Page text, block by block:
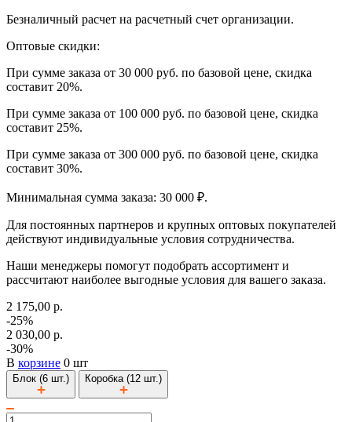
Безналичный расчет на расчетный счет организации.
Оптовые скидки:
При сумме заказа от 30 000 руб. по базовой цене, скидка
составит 20%.
При сумме заказа от 100 000 руб. по базовой цене, скидка
составит 25%.
При сумме заказа от 300 000 руб. по базовой цене, скидка
составит 30%.
Минимальная сумма заказа: 30 000 ₽.
Для постоянных партнеров и крупных оптовых покупателей
действуют индивидуальные условия сотрудничества.
Наши менеджеры помогут подобрать ассортимент и
рассчитают наиболее выгодные условия для вашего заказа.
2 175,00 р.
-25%
2 030,00 р.
-30%
В корзине 0 шт
Блок (6 шт.) Коробка (12 шт.)